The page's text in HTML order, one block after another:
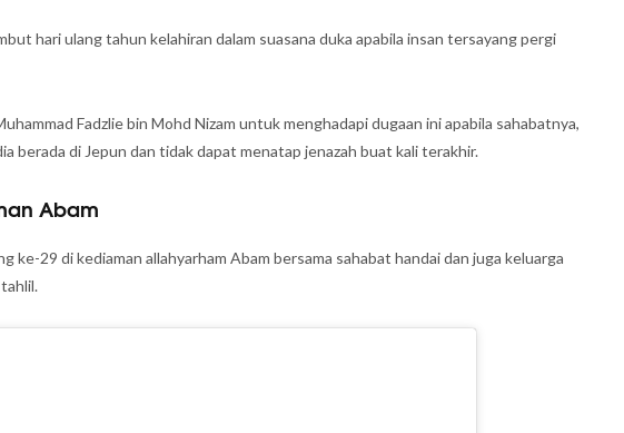
hari ulang tahun kelahiran dalam suasana duka apabila insan tersayang pergi
Fadzlie bin Mohd Nizam untuk menghadapi dugaan ini apabila sahabatnya,
berada di Jepun dan tidak dapat menatap jenazah buat kali terakhir.
Abam
ke-29 di kediaman allahyarham Abam bersama sahabat handai dan juga keluarga